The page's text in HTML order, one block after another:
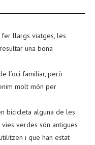
llargs viatges, les
una bona
l’oci familiar, però
molt món per
bicicleta alguna de les
vies verdes són antigues
i que han estat